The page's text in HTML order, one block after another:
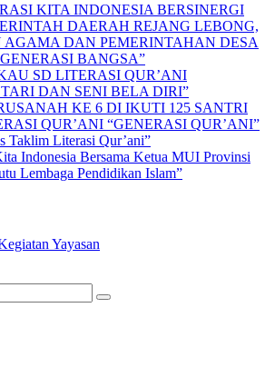
KITA INDONESIA BERSINERGI
DAERAH REJANG LEBONG,
DAN PEMERINTAHAN DESA
BANGSA”
SD LITERASI QUR’ANI
DAN SENI BELA DIRI”
KE 6 DI IKUTI 125 SANTRI
QUR’ANI “GENERASI QUR’ANI”
Taklim Literasi Qur’ani”
Indonesia Bersama Ketua MUI Provinsi
Lembaga Pendidikan Islam”
Yayasan